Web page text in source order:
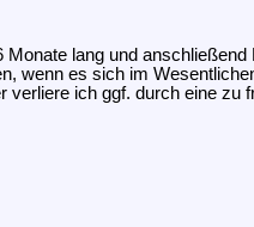
lang und
wenn es sich im
ich ggf. durch eine zu